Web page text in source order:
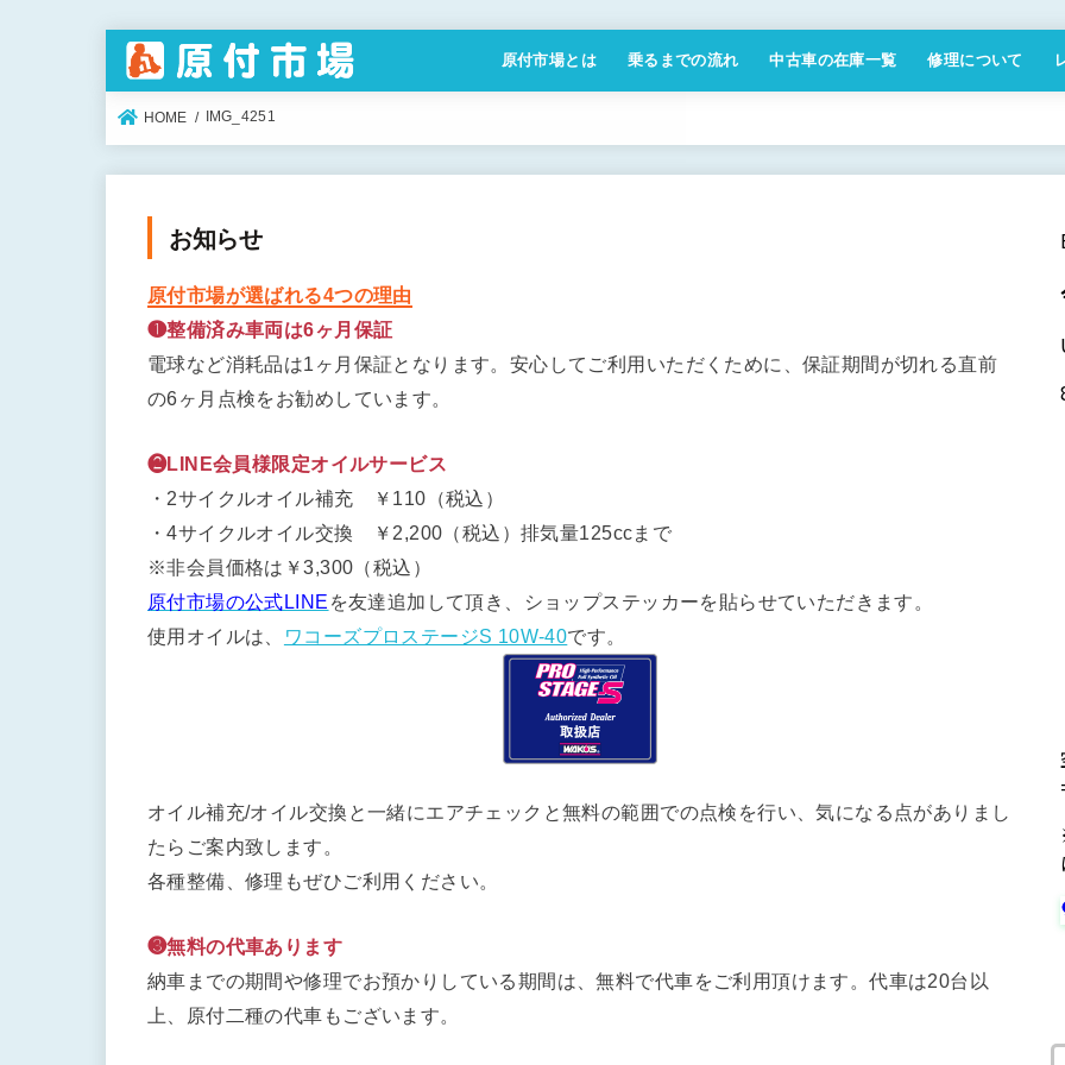
原付市場とは 乗るまでの流れ 中古車の在庫一覧 修理について
HOME IMG_4251
お知らせ
原付市場が選ばれる4つの理由
❶整備済み車両は6ヶ月保証
電球など消耗品は1ヶ月保証となります。安心してご利用いただくために、保証期間が切れる直前
の6ヶ月点検をお勧めしています。
❷LINE会員様限定オイルサービス
・2サイクルオイル補充 ￥110（税込）
・4サイクルオイル交換 ￥2,200（税込）排気量125ccまで
※非会員価格は￥3,300（税込）
原付市場の公式LINE を友達追加して頂き、ショップステッカーを貼らせていただきます。
使用オイルは、
ワコーズプロステージS 10W-40です。
オイル補充/オイル交換と一緒にエアチェックと無料の範囲での点検を行い、気になる点がありまし
たらご案内致します。
各種整備、修理もぜひご利用ください。
❸無料の代車あります
納車までの期間や修理でお預かりしている期間は、無料で代車をご利用頂けます。代車は20台以
上、原付二種の代車もございます。